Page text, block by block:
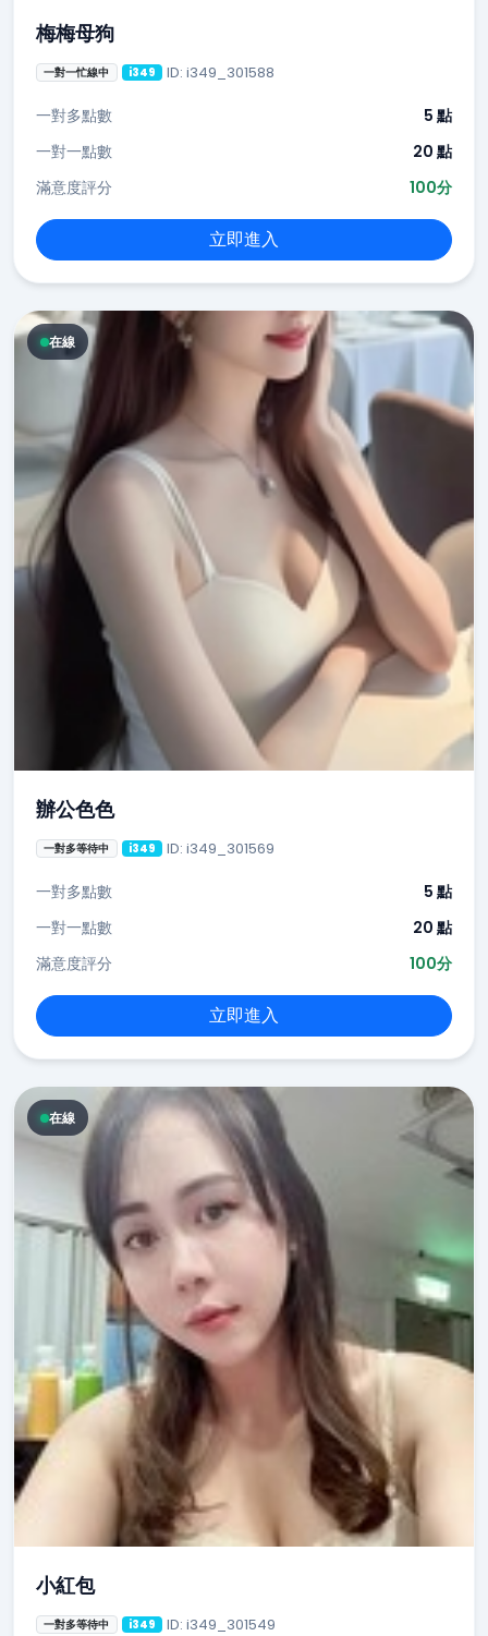
梅梅母狗
一對一忙線中 i349 ID: i349_301588
一對多點數
5 點
一對一點數
20 點
滿意度評分
100分
立即進入
在線
辦公色色
一對多等待中 i349 ID: i349_301569
一對多點數
5 點
一對一點數
20 點
滿意度評分
100分
立即進入
在線
小紅包
一對多等待中 i349 ID: i349_301549